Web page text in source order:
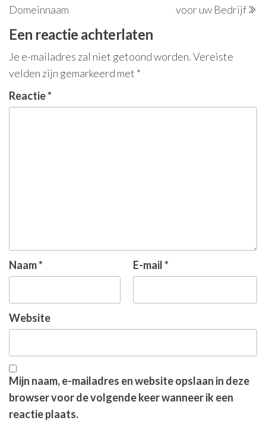
Domeinnaam
voor uw Bedrijf
Een reactie achterlaten
Je e-mailadres zal niet getoond worden.Vereiste
velden zijn gemarkeerd met *
Reactie*
Naam* E-mail*
Website
Mijn naam, e-mailadres en website opslaan in deze
browser voor de volgende keer wanneer ik een
reactie plaats.